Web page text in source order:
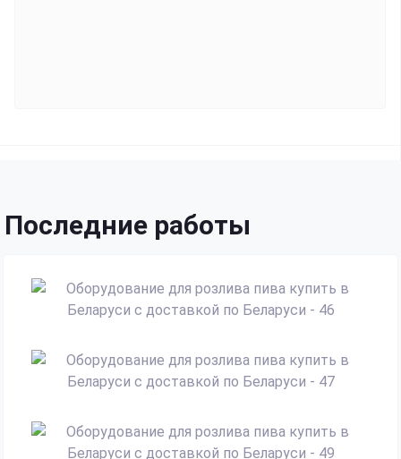
Последние работы